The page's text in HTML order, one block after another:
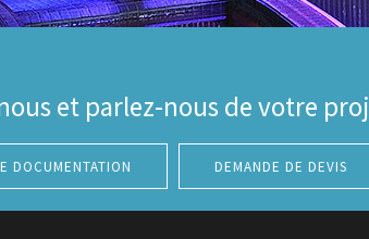
et parlez-nous de votre
DOCUMENTATION DEMANDE DE DEVIS